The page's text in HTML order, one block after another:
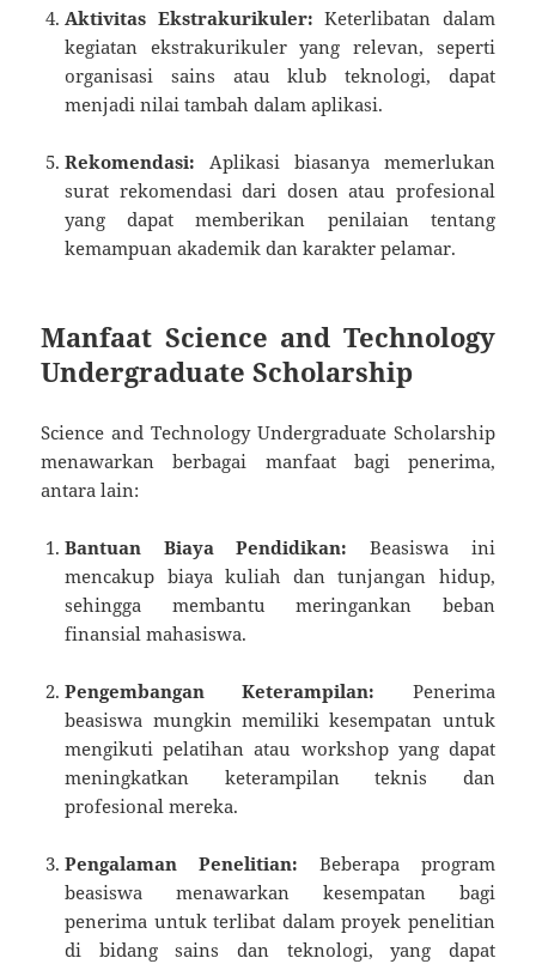
Aktivitas Ekstrakurikuler: Keterlibatan dalam
kegiatan ekstrakurikuler yang relevan, seperti
organisasi sains atau klub teknologi, dapat
menjadi nilai tambah dalam aplikasi.
Rekomendasi: Aplikasi biasanya memerlukan
surat rekomendasi dari dosen atau profesional
yang dapat memberikan penilaian tentang
kemampuan akademik dan karakter pelamar.
Manfaat Science and Technology
Undergraduate Scholarship
Science and Technology Undergraduate Scholarship
menawarkan berbagai manfaat bagi penerima,
antara lain:
Bantuan Biaya Pendidikan: Beasiswa ini
mencakup biaya kuliah dan tunjangan hidup,
sehingga membantu meringankan beban
finansial mahasiswa.
Pengembangan Keterampilan: Penerima
beasiswa mungkin memiliki kesempatan untuk
mengikuti pelatihan atau workshop yang dapat
meningkatkan keterampilan teknis dan
profesional mereka.
Pengalaman Penelitian: Beberapa program
beasiswa menawarkan kesempatan bagi
penerima untuk terlibat dalam proyek penelitian
di bidang sains dan teknologi, yang dapat